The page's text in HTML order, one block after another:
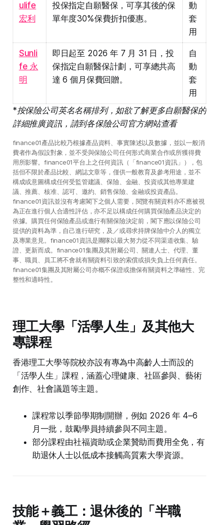
ulife
宏利
投保指定自願醫保，可享其後的保
單年度30%保費折扣優惠。
動
套
用
Sunli
fe 永
明
即日起至 2026 年 7 月 31 日，投
保指定自願醫保計劃，可享總共高
達 6 個月保費回贈。
自
動
套
用
*按保險公司英名名稱排列，如欲了解更多自願醫保的
詳細推廣資訊，請到各保險公司官方網站查看
finance01產品比較乃根據產品資料、事實陳述以及數據，並以一般消
費者作為假設對象，並不受與保險公司任何形式商業合作或所獲得費
用所影響。finance01平台上之任何資訊（「finance01資訊」），包
括但不限於產品比較、網誌文章等，僅供一般教育及參考用途，並不
構成或意圖構成任何受監管建議、保險、金融、投資或其他專業建
議、推薦、核准、認可、邀約、銷售保險、金融或投資產品。
finance01資訊並沒有考慮閣下之個人需要，閱覽有關資料亦不應被視
為正在進行個人合適性評估，亦不足以構成任何購買保險產品決定的
依據。購買任何保險產品或進行有關保險決定前，閣下應以保險公司
提供的資料為準，自己進行研究，及／或尋求持牌保險中介人的獨立
及專業意見。finance01資訊是團隊以最大努力從不同渠道收集、驗
證、更新而成。finance01集團及其附屬公司、關連人士、代理、董
事、職員、員工將不會就有關資料引致的索償或損失負上任何責任。
finance01集團及其附屬公司亦概不保證或擔保有關資料之準確性、完
整性和適時性。
理工大學「活學人生」及其他大
專課程
香港理工大學等院校亦設有專為中高齡人士而設的
「活學人生」課程，涵蓋心理健康、社區參與、藝術
創作、社會議題等主題。
課程常以季節學期制開辦，例如 2026 年 4–6
月一批，鼓勵學員持續參與不同主題。
部分課程由社福資助或企業贊助而費用全免，有
助退休人士以低成本接觸高質素大學資源。
技能＋義工：退休後的「半職